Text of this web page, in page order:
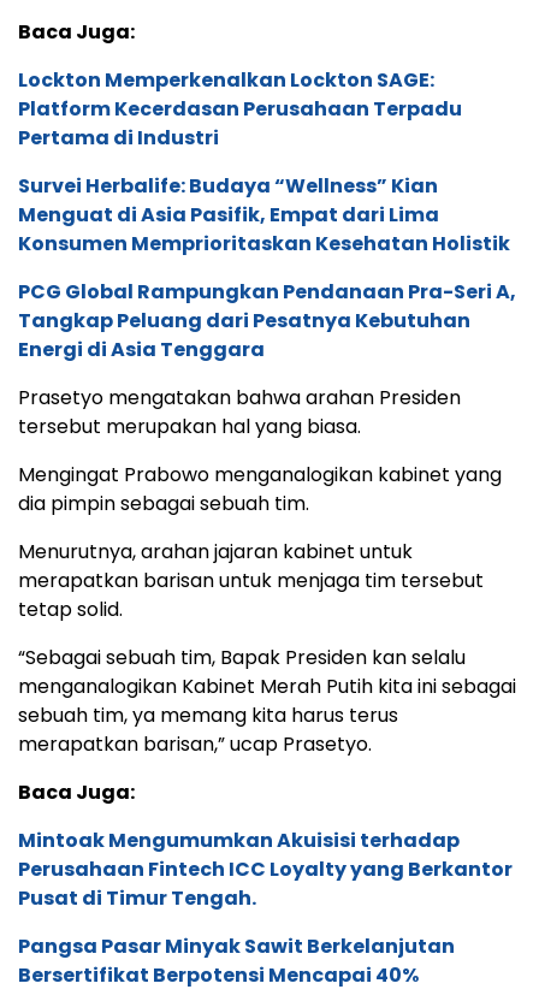
Baca Juga:
Lockton Memperkenalkan Lockton SAGE:
Platform Kecerdasan Perusahaan Terpadu
Pertama di Industri
Survei Herbalife: Budaya “Wellness” Kian
Menguat di Asia Pasifik, Empat dari Lima
Konsumen Memprioritaskan Kesehatan Holistik
PCG Global Rampungkan Pendanaan Pra-Seri A,
Tangkap Peluang dari Pesatnya Kebutuhan
Energi di Asia Tenggara
Prasetyo mengatakan bahwa arahan Presiden
tersebut merupakan hal yang biasa.
Mengingat Prabowo menganalogikan kabinet yang
dia pimpin sebagai sebuah tim.
Menurutnya, arahan jajaran kabinet untuk
merapatkan barisan untuk menjaga tim tersebut
tetap solid.
“Sebagai sebuah tim, Bapak Presiden kan selalu
menganalogikan Kabinet Merah Putih kita ini sebagai
sebuah tim, ya memang kita harus terus
merapatkan barisan,” ucap Prasetyo.
Baca Juga:
Mintoak Mengumumkan Akuisisi terhadap
Perusahaan Fintech ICC Loyalty yang Berkantor
Pusat di Timur Tengah.
Pangsa Pasar Minyak Sawit Berkelanjutan
Bersertifikat Berpotensi Mencapai 40%